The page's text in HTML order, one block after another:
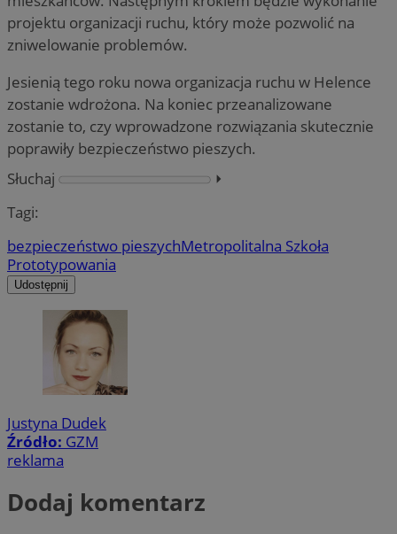
projektu organizacji ruchu, który może pozwolić na
zniwelowanie problemów.
Jesienią tego roku nowa organizacja ruchu w Helence
zostanie wdrożona. Na koniec przeanalizowane
zostanie to, czy wprowadzone rozwiązania skutecznie
poprawiły bezpieczeństwo pieszych.
Słuchaj
⏵︎
Tagi:
bezpieczeństwo pieszychMetropolitalna Szkoła
Prototypowania
Udostępnij
Justyna Dudek
Źródło: GZM
reklama
Dodaj komentarz